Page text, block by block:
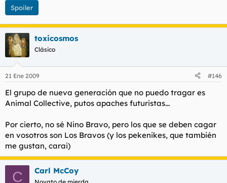
Spoiler
toxicosmos
Clásico
21 Ene 2009 #146
El grupo de nueva generación que no puedo tragar es
Animal Collective, putos apaches futuristas...
Por cierto, no sé Nino Bravo, pero los que se deben cagar
en vosotros son Los Bravos (y los pekenikes, que también
me gustan, carai)
C Carl McCoy
Novato de mierda